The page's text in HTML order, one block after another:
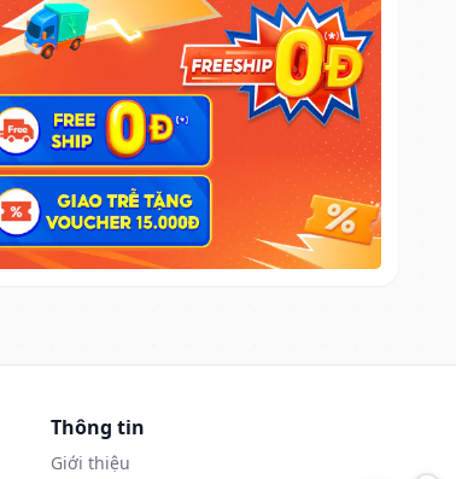
Thông tin
Giới thiệu